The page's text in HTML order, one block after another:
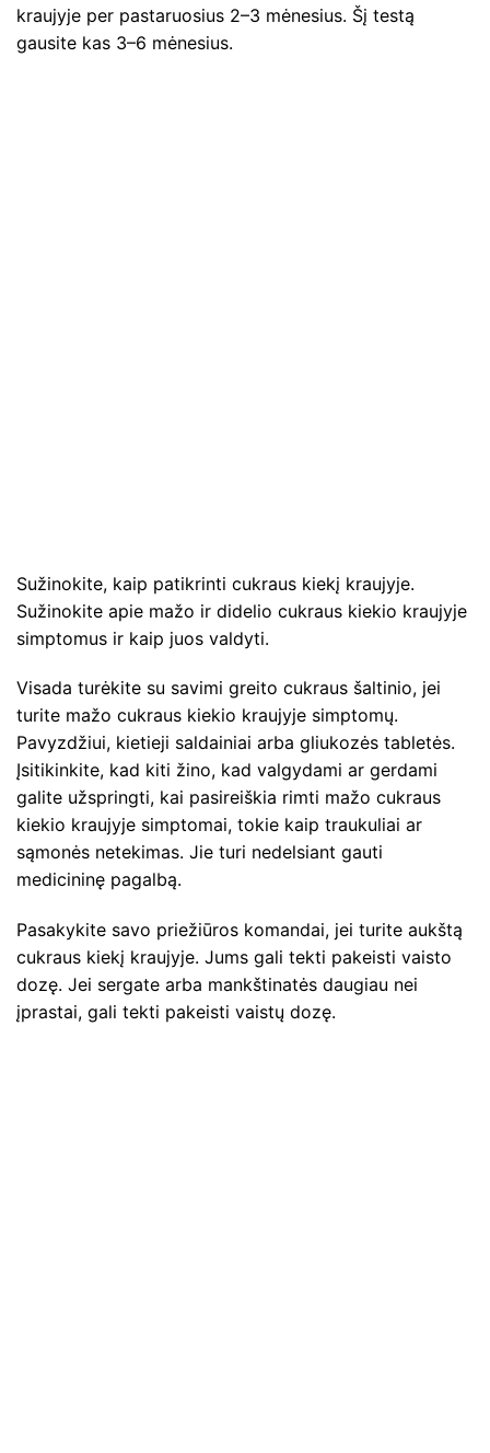
kraujyje per pastaruosius 2–3 mėnesius. Šį testą
gausite kas 3–6 mėnesius.
Sužinokite, kaip patikrinti cukraus kiekį kraujyje.
Sužinokite apie mažo ir didelio cukraus kiekio kraujyje
simptomus ir kaip juos valdyti.
Visada turėkite su savimi greito cukraus šaltinio, jei
turite mažo cukraus kiekio kraujyje simptomų.
Pavyzdžiui, kietieji saldainiai arba gliukozės tabletės.
Įsitikinkite, kad kiti žino, kad valgydami ar gerdami
galite užspringti, kai pasireiškia rimti mažo cukraus
kiekio kraujyje simptomai, tokie kaip traukuliai ar
sąmonės netekimas. Jie turi nedelsiant gauti
medicininę pagalbą.
Pasakykite savo priežiūros komandai, jei turite aukštą
cukraus kiekį kraujyje. Jums gali tekti pakeisti vaisto
dozę. Jei sergate arba mankštinatės daugiau nei
įprastai, gali tekti pakeisti vaistų dozę.